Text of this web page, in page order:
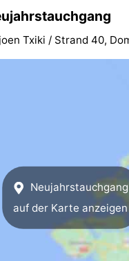
Txiki / Strand 40,
Neujahrstauchgang
auf der Karte anzeigen